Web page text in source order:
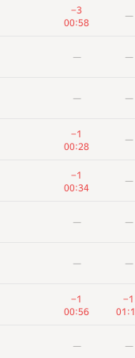
−3
00:58
—
— —
— —
−1
00:28
—
−1
00:34
—
— —
— —
−1
00:56
−1
— —
−3
00:58
—
— —
— —
−1
00:28
—
−1
00:34
—
— —
— —
−1
00:56
−1
— —